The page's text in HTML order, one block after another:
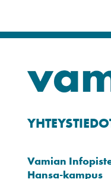
Vamian
Hansa-kampus